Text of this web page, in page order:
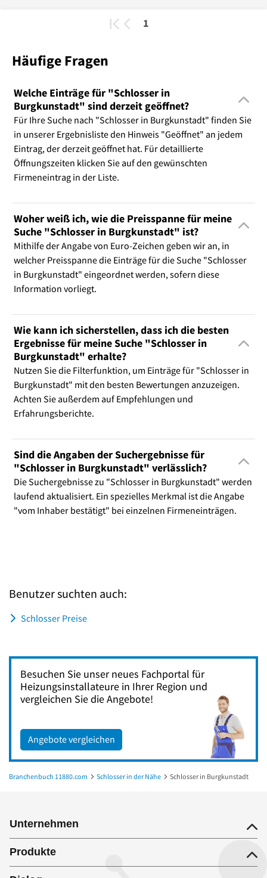
1
Häufige Fragen
Welche Einträge für "Schlosser in
Burgkunstadt" sind derzeit geöffnet?
Für Ihre Suche nach "Schlosser in Burgkunstadt" finden Sie
in unserer Ergebnisliste den Hinweis "Geöffnet" an jedem
Eintrag, der derzeit geöffnet hat. Für detaillierte
Öffnungszeiten klicken Sie auf den gewünschten
Firmeneintrag in der Liste.
Woher weiß ich, wie die Preisspanne für meine
Suche "Schlosser in Burgkunstadt" ist?
Mithilfe der Angabe von Euro-Zeichen geben wir an, in
welcher Preisspanne die Einträge für die Suche "Schlosser
in Burgkunstadt" eingeordnet werden, sofern diese
Information vorliegt.
Wie kann ich sicherstellen, dass ich die besten
Ergebnisse für meine Suche "Schlosser in
Burgkunstadt" erhalte?
Nutzen Sie die Filterfunktion, um Einträge für "Schlosser in
Burgkunstadt" mit den besten Bewertungen anzuzeigen.
Achten Sie außerdem auf Empfehlungen und
Erfahrungsberichte.
Sind die Angaben der Suchergebnisse für
"Schlosser in Burgkunstadt" verlässlich?
Die Suchergebnisse zu "Schlosser in Burgkunstadt" werden
laufend aktualisiert. Ein spezielles Merkmal ist die Angabe
"vom Inhaber bestätigt" bei einzelnen Firmeneinträgen.
Benutzer suchten auch:
Schlosser Preise
Besuchen Sie unser neues Fachportal für
Heizungsinstallateure in Ihrer Region und
vergleichen Sie die Angebote!
Angebote vergleichen
Branchenbuch 11880.com Schlosser in der Nähe Schlosser in Burgkunstadt
Unternehmen
Produkte